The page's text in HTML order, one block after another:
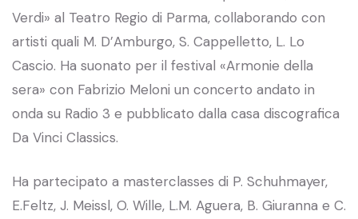
Verdi» al Teatro Regio di Parma, collaborando con
artisti quali M. D’Amburgo, S. Cappelletto, L. Lo
Cascio. Ha suonato per il festival «Armonie della
sera» con Fabrizio Meloni un concerto andato in
onda su Radio 3 e pubblicato dalla casa discografica
Da Vinci Classics.
Ha partecipato a masterclasses di P. Schuhmayer,
E.Feltz, J. Meissl, O. Wille, L.M. Aguera, B. Giuranna e C.